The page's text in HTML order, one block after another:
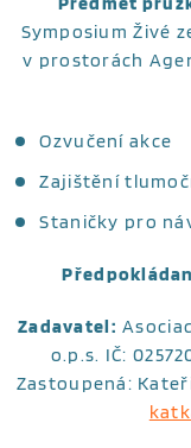
Symposium Živé
v prostorách
Ozvučení akce
Zajištění
Staničky pro
Zadavatel:
o.p.s. IČ:
Zastoupená: